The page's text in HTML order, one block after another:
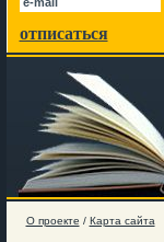
отписаться
О проекте / Карта сайта